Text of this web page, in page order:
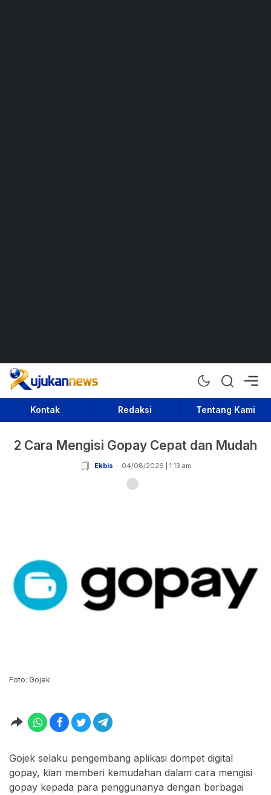
Rujukan News
Satu Rujukan Sejuta Informasi
Kontak Redaksi Tentang Kami
2 Cara Mengisi Gopay Cepat dan Mudah
Ekbis 04/08/2026 | 1:13 am
Foto: Gojek
Gojek selaku pengembang aplikasi dompet digital
gopay, kian memberi kemudahan dalam cara mengisi
gopay kepada para penggunanya dengan berbagai